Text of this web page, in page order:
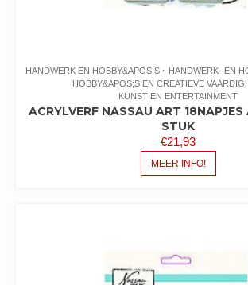
HANDWERK EN HOBBY&APOS;S
HANDWERK- EN
HOBBY&APOS;S EN CREATIEVE
KUNST EN ENTERTAINMENT
ACRYLVERF NASSAU ART 18NAPJES
STUK
€21,93
MEER INFO!